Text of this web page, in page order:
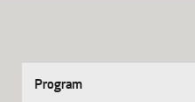
Köp- & leveransvillkor